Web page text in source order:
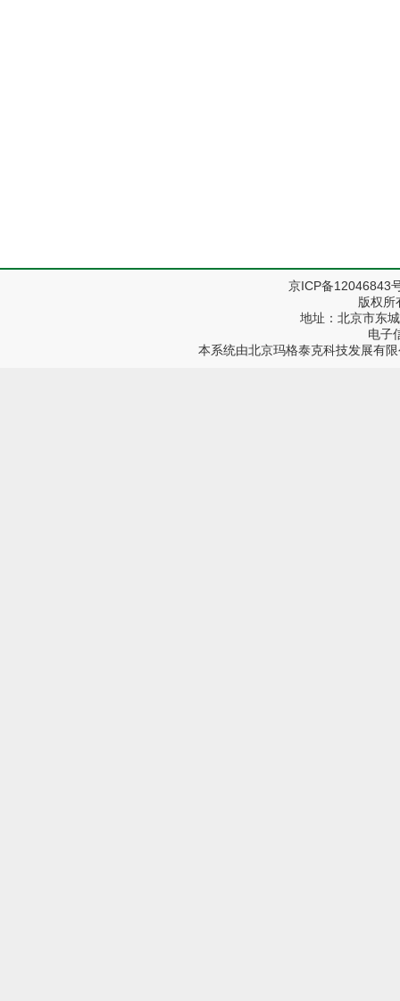
京ICP备12046843
版权所
地址：北京市东
电子
本系统由北京玛格泰克科技发展有